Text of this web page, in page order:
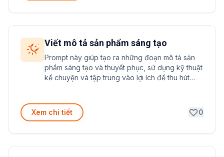
Viết mô tả sản phẩm sáng tạo
Prompt này giúp tạo ra những đoạn mô tả sản
phẩm sáng tạo và thuyết phục, sử dụng kỹ thuật
kể chuyện và tập trung vào lợi ích để thu hút
Xem chi tiết 0